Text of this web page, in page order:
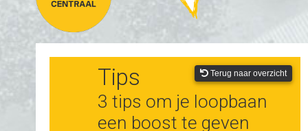
Tips
3 tips om je loopbaan
een boost te geven
Terug naar overzicht